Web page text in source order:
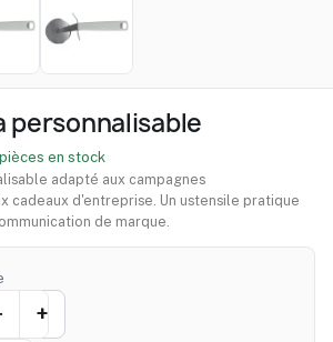
personnalisable
en stock
adapté aux campagnes
cadeaux d'entreprise. Un ustensile pratique
de marque.